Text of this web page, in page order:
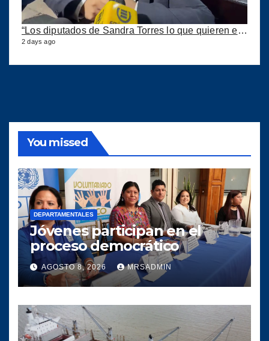
“Los diputados de Sandra Torres lo que quieren es extorsionar” expresa Samuel Pérez
2 days ago
You missed
DEPARTAMENTALES
Jóvenes participan en el
proceso democrático
AGOSTO 8, 2026 MRSADMIN